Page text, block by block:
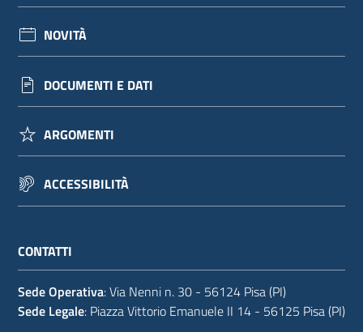
NOVITÀ
DOCUMENTI E DATI
ARGOMENTI
ACCESSIBILITÀ
CONTATTI
Sede Operativa: Via Nenni n. 30 - 56124 Pisa (PI)
Sede Legale: Piazza Vittorio Emanuele II 14 - 56125 Pisa (PI)